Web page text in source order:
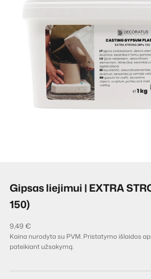
Gipsas liejimui | EXTRA
150)
Pardavimo kaina
9,49 €
Kaina nurodyta su PVM. Pristatymo išlaidos
pateikiant užsakymą.